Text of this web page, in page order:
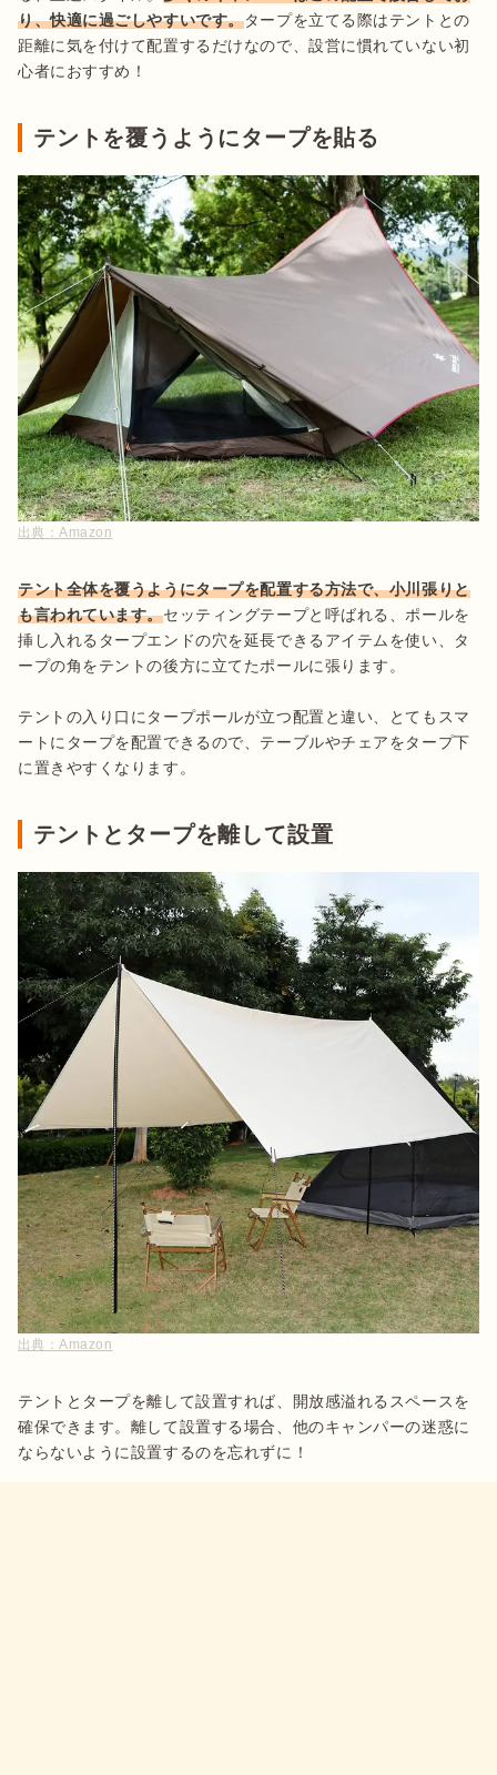
り、快適に過ごしやすいです。タープを立てる際はテントとの
距離に気を付けて配置するだけなので、設営に慣れていない初
心者におすすめ！
テントを覆うようにタープを貼る
出典：Amazon
テント全体を覆うようにタープを配置する方法で、小川張りと
も言われています。セッティングテープと呼ばれる、ポールを
挿し入れるタープエンドの穴を延長できるアイテムを使い、タ
ープの角をテントの後方に立てたポールに張ります。
テントの入り口にタープポールが立つ配置と違い、とてもスマ
ートにタープを配置できるので、テーブルやチェアをタープ下
に置きやすくなります。
テントとタープを離して設置
出典：Amazon
テントとタープを離して設置すれば、開放感溢れるスペースを
確保できます。離して設置する場合、他のキャンパーの迷惑に
ならないように設置するのを忘れずに！